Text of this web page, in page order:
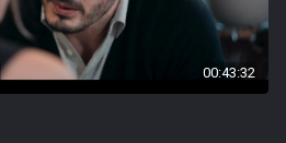
00:43:32